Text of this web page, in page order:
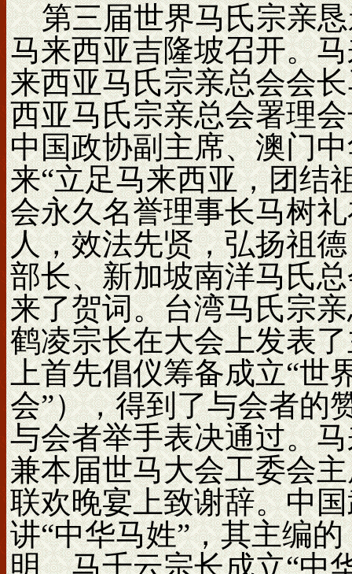
第三届世界马氏宗亲恳
马来西亚吉隆坡召开。
来西亚马氏宗亲总会会
西亚马氏宗亲总会署理
中国政协副主席、澳门
来“立足马来西亚，团结
会永久名誉理事长马树
人，效法先贤，弘扬祖
部长、新加坡南洋马氏
来了贺词。台湾马氏宗
鹤凌宗长在大会上发表
上首先倡仪筹备成立“世
会”），得到了与会者的
与会者举手表决通过。
兼本届世马大会工委会
联欢晚宴上致谢辞。中
讲“中华马姓”，其主编
明、马千云宗长成立“中